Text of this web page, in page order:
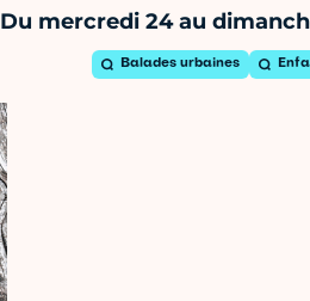
Du mercredi 24 au
Balades urbaines